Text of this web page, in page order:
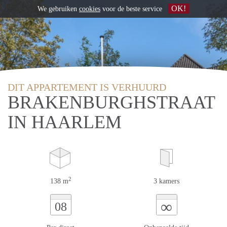
DIT APPARTEMENT IS VERHUURD
BRAKENBURGHSTRAAT
IN HAARLEM
138 m2 3 kamers
08 ∞
We gebruiken cookies voor de beste service OK!